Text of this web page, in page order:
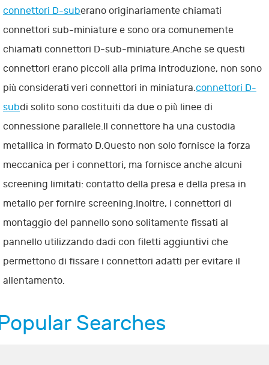
connettori D-suberano originariamente chiamati
connettori sub-miniature e sono ora comunemente
chiamati connettori D-sub-miniature.Anche se questi
connettori erano piccoli alla prima introduzione, non sono
più considerati veri connettori in miniatura. connettori D-
subdi solito sono costituiti da due o più linee di
connessione parallele.Il connettore ha una custodia
metallica in formato D.Questo non solo fornisce la forza
meccanica per i connettori, ma fornisce anche alcuni
screening limitati: contatto della presa e della presa in
metallo per fornire screening.Inoltre, i connettori di
montaggio del pannello sono solitamente fissati al
pannello utilizzando dadi con filetti aggiuntivi che
permettono di fissare i connettori adatti per evitare il
allentamento.
Searches